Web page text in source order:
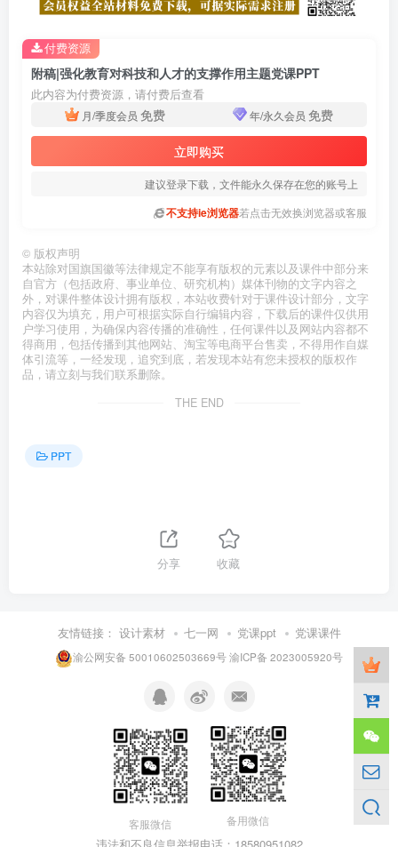
附稿|强化教育对科技和人才的支撑作用主题党课PPT
此内容为付费资源，请付费后查看
月/季度会员 免费 年/永久会员 免费
立即购买
建议登录下载，文件能永久保存在您的账号上
不支持ie浏览器若点击无效换浏览器或客服
付费资源
© 版权声明
本站除对国旗国徽等法律规定不能享有版权的元素以及课件中部分来
自官方（包括政府、事业单位、研究机构）媒体刊物的文字内容之
外，对课件整体设计拥有版权，本站收费针对于课件设计部分，文字
内容仅为填充，用户可根据实际自行编辑内容，下载后的课件仅供用
户学习使用，为确保内容传播的准确性，任何课件以及网站内容都不
得商用，包括传播到其他网站、淘宝等电商平台售卖，不得用作自媒
体引流等，一经发现，追究到底，若发现本站有您未授权的版权作
品，请立刻与我们联系删除。
THE END
PPT
分享 收藏
友情链接： 设计素材 七一网 党课ppt 党课课件
渝公网安备 50010602503669号渝ICP备 2023005920号
客服微信 备用微信
违法和不良信息举报电话：18580951082